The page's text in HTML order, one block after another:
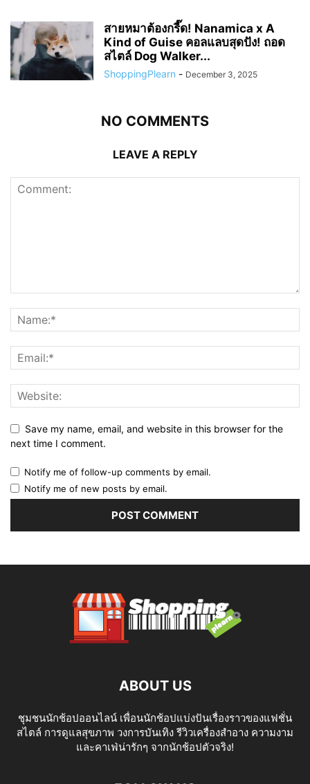
สายหมาต้องกรี๊ด! Nanamica x A
Kind of Guise คอลแลบสุดปัง! ถอด
สไตล์ Dog Walker...
ShoppingPlearn - December 3, 2025
NO COMMENTS
LEAVE A REPLY
Save my name, email, and website in this browser for the
next time I comment.
Notify me of follow-up comments by email.
Notify me of new posts by email.
ABOUT US
ชุมชนนักช้อปออนไลน์ เพื่อนนักช้อปแบ่งปันเรื่องราวของแฟชั่น
สไตล์ การดูแลสุขภาพ วงการบันเทิง รีวิวเครื่องสำอาง ความงาม
และคาเฟ่น่ารักๆ จากนักช้อปตัวจริง!